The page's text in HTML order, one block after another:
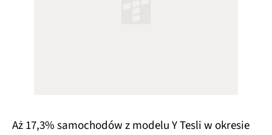
Aż 17,3% samochodów z modelu Y Tesli w okresie